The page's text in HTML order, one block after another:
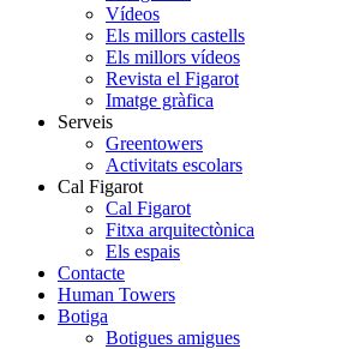
Vídeos
Els millors castells
Els millors vídeos
Revista el Figarot
Imatge gràfica
Serveis
Greentowers
Activitats escolars
Cal Figarot
Cal Figarot
Fitxa arquitectònica
Els espais
Contacte
Human Towers
Botiga
Botigues amigues